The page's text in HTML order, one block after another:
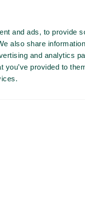
and ads, to provide
also share
and analytics
provided to